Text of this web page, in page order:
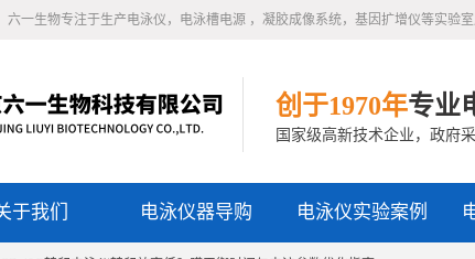
六一生物专注于生产电泳仪，电泳槽电源 ，凝胶成像系统，基因扩增仪等实验
创于1970年专业
国家级高新技术企业，政府
于我们 电泳仪器导购 电泳仪实验案例